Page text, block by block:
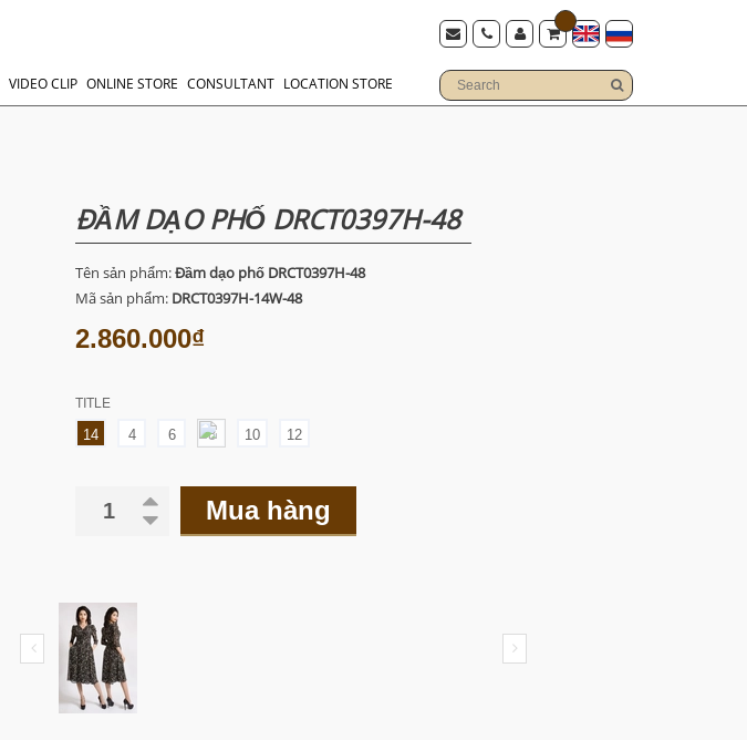
VIDEO CLIP ONLINE STORE CONSULTANT LOCATION STORE
ĐẦM DẠO PHỐ DRCT0397H-48
Tên sản phẩm:Đầm dạo phố DRCT0397H-48
Mã sản phẩm: DRCT0397H-14W-48
2.860.000₫
TITLE
14 4 6 8 10 12
Mua hàng